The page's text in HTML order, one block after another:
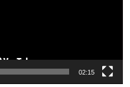
02:15